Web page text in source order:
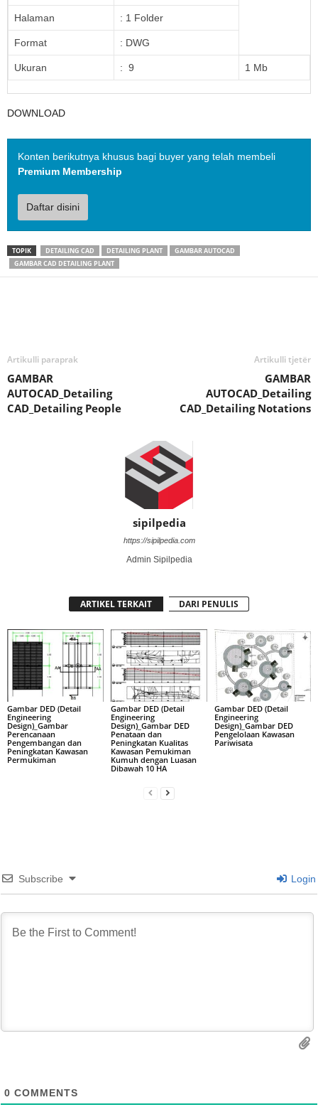
Halaman : 1 Folder
Format : DWG
Ukuran : 9 1 Mb
DOWNLOAD
Konten berikutnya khusus bagi buyer yang telah membeli
Premium Membership
Daftar disini
TOPIK DETAILING CAD DETAILING PLANT
GAMBAR AUTOCAD
GAMBAR CAD DETAILING PLANT
Artikulli paraprak
GAMBAR
AUTOCAD_Detailing
CAD_Detailing People
Artikulli tjetër
GAMBAR
AUTOCAD_Detailing
CAD_Detailing Notations
sipilpedia
https://sipilpedia.com
Admin Sipilpedia
ARTIKEL TERKAIT DARI PENULIS
Gambar DED (Detail
Engineering
Design)_Gambar
Perencanaan
Pengembangan dan
Peningkatan Kawasan
Permukiman
Gambar DED (Detail
Engineering
Design)_Gambar DED
Penataan dan
Peningkatan Kualitas
Kawasan Pemukiman
Kumuh dengan Luasan
Dibawah 10 HA
Gambar DED (Detail
Engineering
Design)_Gambar DED
Pengelolaan Kawasan
Pariwisata
Subscribe Login
0 COMMENTS